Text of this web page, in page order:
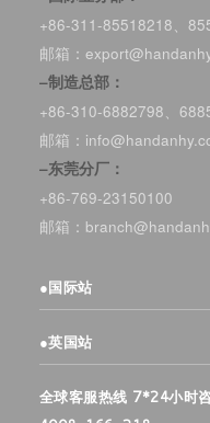
+86-311-85518218、
邮箱：
–制造总部：
+86-310-6882798、
邮箱：
–东莞分厂：
+86-769-23150100
邮箱：
●国际站
●英国站
全球客服热线 7*24小时